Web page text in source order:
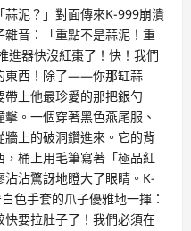
泥？」對面傳來K-999崩潰
音：「重點不是蒜泥！重
器快沒紅棗了！快！我們
東西！除了——你那缸蒜
上他最珍愛的那把銀勺
。一個穿著黑色燕尾服、
上的破洞鑽進來。它的背
，桶上用毛筆寫著「極品紅
沾驚訝地瞪大了眼睛。K-
色手套的爪子優雅地一揮：
快要拉肚子了！我們必須在